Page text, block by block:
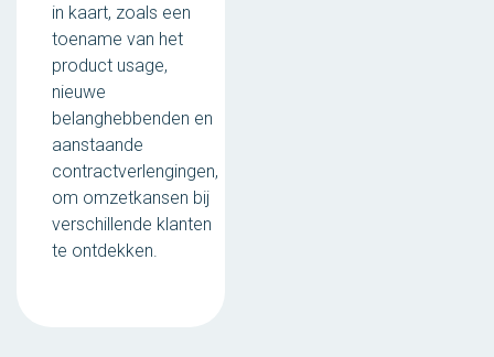
in kaart, zoals een
toename van het
product usage,
nieuwe
belanghebbenden en
aanstaande
contractverlengingen,
om omzetkansen bij
verschillende klanten
te ontdekken.